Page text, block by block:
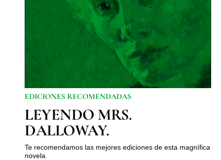
EDICIONES RECOMENDADAS
LEYENDO MRS.
DALLOWAY.
Te recomendamos las mejores ediciones de esta magnífica
novela.